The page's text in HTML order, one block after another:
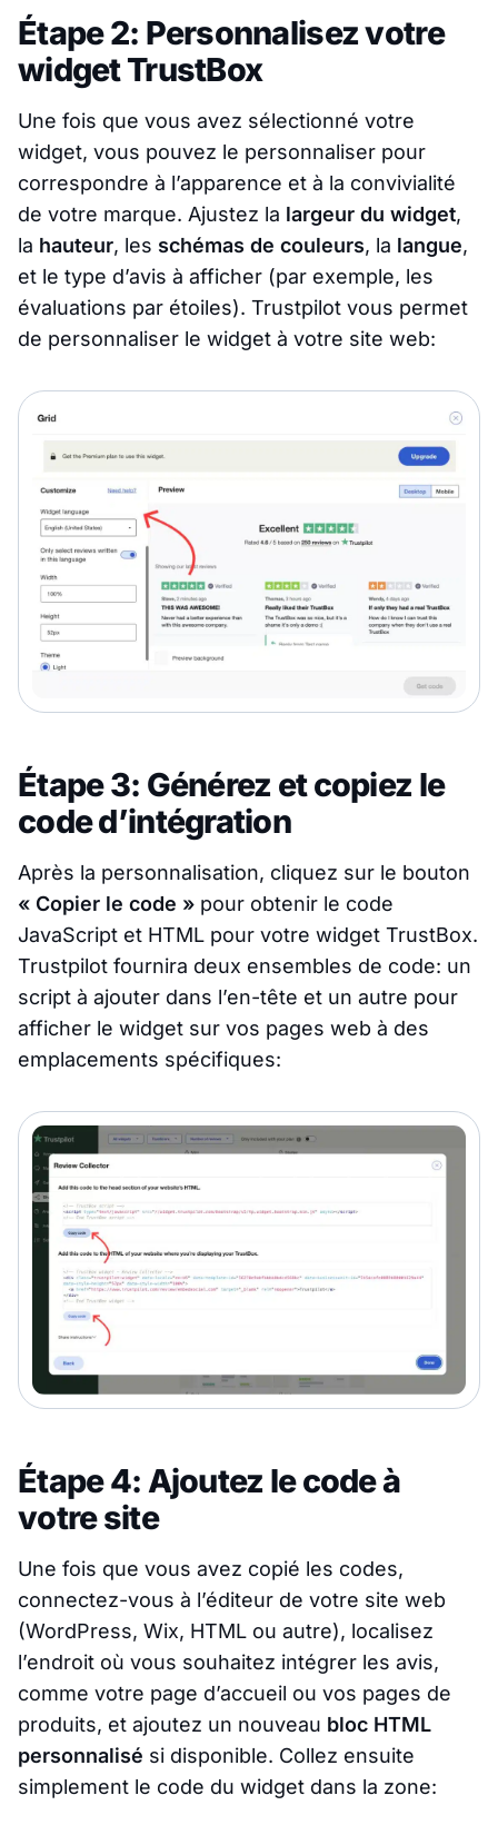
Étape 2: Personnalisez votre
widget TrustBox
Une fois que vous avez sélectionné votre
widget, vous pouvez le personnaliser pour
correspondre à l’apparence et à la convivialité
de votre marque. Ajustez la largeur du widget,
la hauteur, les schémas de couleurs, la langue,
et le type d’avis à afficher (par exemple, les
évaluations par étoiles). Trustpilot vous permet
de personnaliser le widget à votre site web:
Étape 3: Générez et copiez le
code d’intégration
Après la personnalisation, cliquez sur le bouton
« Copier le code » pour obtenir le code
JavaScript et HTML pour votre widget TrustBox.
Trustpilot fournira deux ensembles de code: un
script à ajouter dans l’en-tête et un autre pour
afficher le widget sur vos pages web à des
emplacements spécifiques:
Étape 4: Ajoutez le code à
votre site
Une fois que vous avez copié les codes,
connectez-vous à l’éditeur de votre site web
(WordPress, Wix, HTML ou autre), localisez
l’endroit où vous souhaitez intégrer les avis,
comme votre page d’accueil ou vos pages de
produits, et ajoutez un nouveau bloc HTML
personnalisé si disponible. Collez ensuite
simplement le code du widget dans la zone: